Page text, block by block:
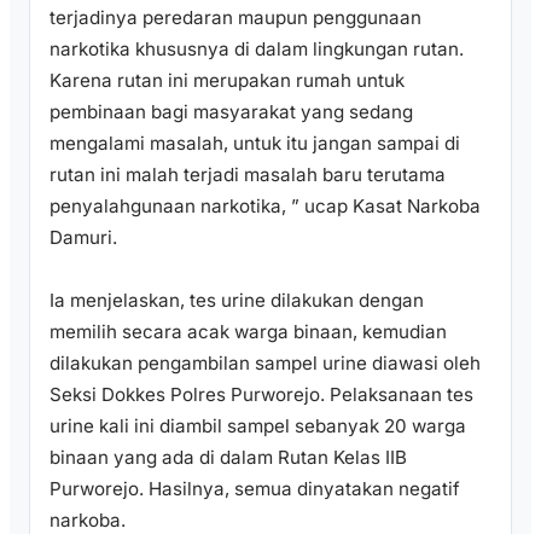
terjadinya peredaran maupun penggunaan
narkotika khususnya di dalam lingkungan rutan.
Karena rutan ini merupakan rumah untuk
pembinaan bagi masyarakat yang sedang
mengalami masalah, untuk itu jangan sampai di
rutan ini malah terjadi masalah baru terutama
penyalahgunaan narkotika, ” ucap Kasat Narkoba
Damuri.
Ia menjelaskan, tes urine dilakukan dengan
memilih secara acak warga binaan, kemudian
dilakukan pengambilan sampel urine diawasi oleh
Seksi Dokkes Polres Purworejo. Pelaksanaan tes
urine kali ini diambil sampel sebanyak 20 warga
binaan yang ada di dalam Rutan Kelas IIB
Purworejo. Hasilnya, semua dinyatakan negatif
narkoba.